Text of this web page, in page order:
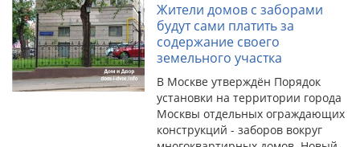
Жители домов с заборами
будут сами платить за
содержание своего
земельного участка
В Москве утверждён Порядок
установки на территории города
Москвы отдельных ограждающих
конструкций - заборов вокруг